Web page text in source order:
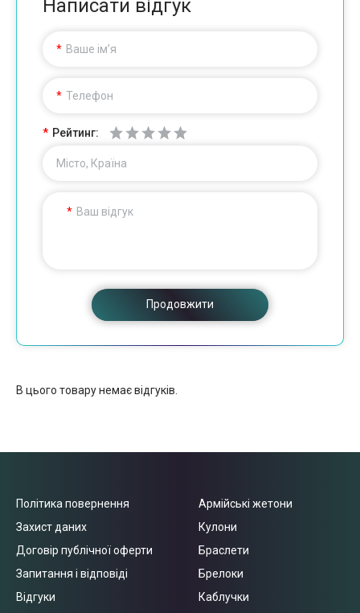
Написати відгук
Ваше ім’я
Телефон
Рейтинг:
Місто, Країна
Ваш відгук
Продовжити
В цього товару немає відгуків.
Політика повернення
Захист даних
Договір публічної оферти
Запитання і відповіді
Відгуки
Армійські жетони
Кулони
Браслети
Брелоки
Каблучки